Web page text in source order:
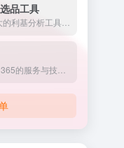
品工具